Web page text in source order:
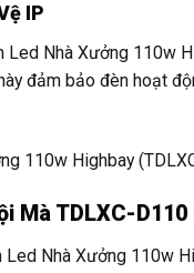
IP
Nhà Xưởng 110w
đảm bảo đèn hoạt
Mà TDLXC-
Nhà Xưởng 110w